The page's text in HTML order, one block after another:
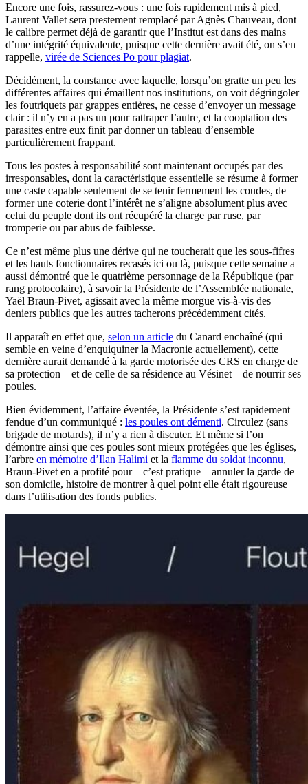
Encore une fois, rassurez-vous : une fois rapidement mis à pied,
Laurent Vallet sera prestement remplacé par Agnès Chauveau, dont
le calibre permet déjà de garantir que l’Institut est dans des mains
d’une intégrité équivalente, puisque cette dernière avait été, on s’en
rappelle, virée de Sciences Po pour plagiat.
Décidément, la constance avec laquelle, lorsqu’on gratte un peu les
différentes affaires qui émaillent nos institutions, on voit dégringoler
les foutriquets par grappes entières, ne cesse d’envoyer un message
clair : il n’y en a pas un pour rattraper l’autre, et la cooptation des
parasites entre eux finit par donner un tableau d’ensemble
particulièrement frappant.
Tous les postes à responsabilité sont maintenant occupés par des
irresponsables, dont la caractéristique essentielle se résume à former
une caste capable seulement de se tenir fermement les coudes, de
former une coterie dont l’intérêt ne s’aligne absolument plus avec
celui du peuple dont ils ont récupéré la charge par ruse, par
tromperie ou par abus de faiblesse.
Ce n’est même plus une dérive qui ne toucherait que les sous-fifres
et les hauts fonctionnaires recasés ici ou là, puisque cette semaine a
aussi démontré que le quatrième personnage de la République (par
rang protocolaire), à savoir la Présidente de l’Assemblée nationale,
Yaël Braun-Pivet, agissait avec la même morgue vis-à-vis des
deniers publics que les autres tacherons précédemment cités.
Il apparaît en effet que, selon un article du Canard enchaîné (qui
semble en veine d’enquiquiner la Macronie actuellement), cette
dernière aurait demandé à la garde motorisée des CRS en charge de
sa protection – et de celle de sa résidence au Vésinet – de nourrir ses
poules.
Bien évidemment, l’affaire éventée, la Présidente s’est rapidement
fendue d’un communiqué : les poules ont démenti. Circulez (sans
brigade de motards), il n’y a rien à discuter. Et même si l’on
démontre ainsi que ces poules sont mieux protégées que les églises,
l’arbre en mémoire d’Ilan Halimi et la flamme du soldat inconnu,
Braun-Pivet en a profité pour – c’est pratique – annuler la garde de
son domicile, histoire de montrer à quel point elle était rigoureuse
dans l’utilisation des fonds publics.